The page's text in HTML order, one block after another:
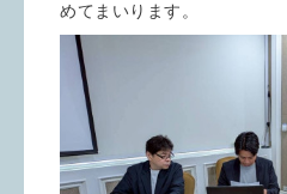
めてまいります。